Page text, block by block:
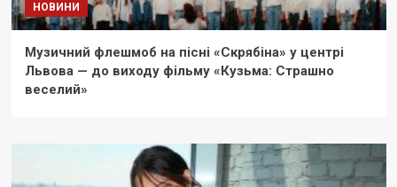
НОВИНИ
Музичний флешмоб на пісні «Скрябіна» у центрі
Львова — до виходу фільму «Кузьма: Страшно
веселий»